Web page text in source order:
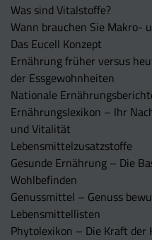
Was sind Vitalstoffe?
Wann brauchen Sie Makro-
Das Eucell Konzept
Ernährung früher versus
der Essgewohnheiten
Nationale
Ernährungslexikon – Ihr
und Vitalität
Lebensmittelzusatzstoffe
Gesunde Ernährung – Die
Wohlbefinden
Genussmittel – Genuss
Lebensmittellisten
Phytolexikon – Die Kraft der